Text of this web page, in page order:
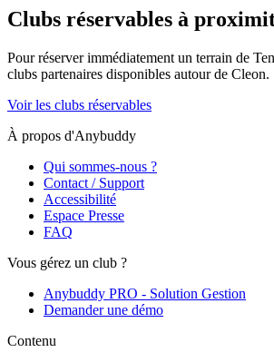
Clubs réservables à
Pour réserver immédiatement un terrain de
clubs partenaires disponibles autour de Cleon.
Voir les clubs réservables
À propos d'Anybuddy
Qui sommes-nous ?
Contact / Support
Accessibilité
Espace Presse
FAQ
Vous gérez un club ?
Anybuddy PRO - Solution Gestion
Demander une démo
Contenu